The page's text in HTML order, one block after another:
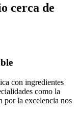
cerca de
con ingredientes
como la
por la excelencia nos